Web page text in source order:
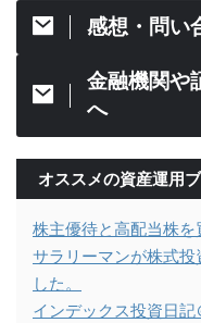
感想・問い
金融機関や
へ
オススメの資産運用
株主優待と高配当株
サラリーマンが株式
した。
インデックス投資日記